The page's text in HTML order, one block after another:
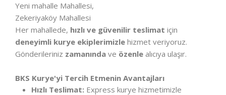
Yeni mahalle Mahallesi,
Zekeriyaköy Mahallesi
Her mahallede, hızlı ve güvenilir teslimat için
deneyimli kurye ekiplerimizle hizmet veriyoruz.
Gönderileriniz zamanında ve özenle alıcıya ulaşır.
BKS Kurye'yi Tercih Etmenin Avantajları
Hızlı Teslimat: Express kurye hizmetimizle